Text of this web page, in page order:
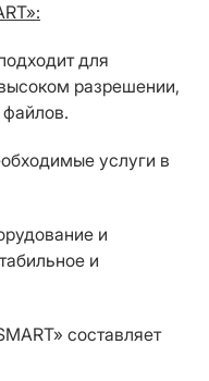
»:
для
разрешении,
услуги в
и
и
» составляет